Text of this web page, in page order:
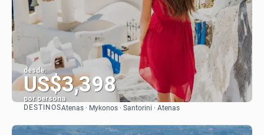
desde:
US$3,398
por persona
DESTINOSAtenas · Mykonos · Santorini · Atenas